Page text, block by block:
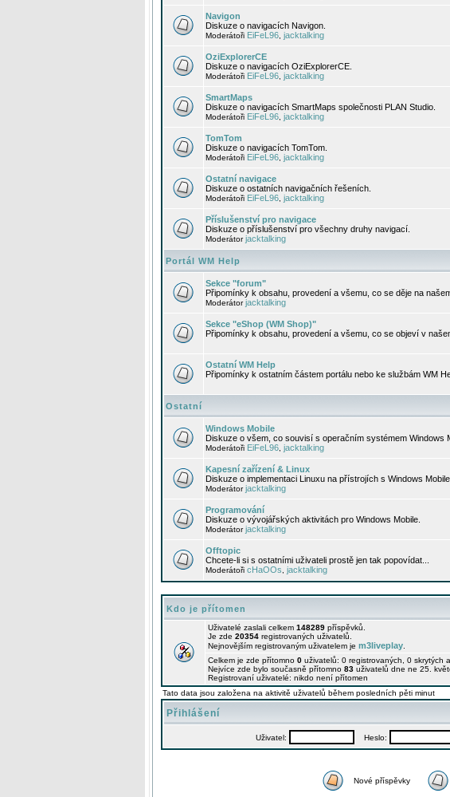
Navigon
Diskuze o navigacích Navigon.
Moderátoři EiFeL96 jacktalking
OziExplorerCE
Diskuze o navigacích OziExplorerCE.
Moderátoři EiFeL96 jacktalking
SmartMaps
Diskuze o navigacích SmartMaps společnosti PLAN Studio.
Moderátoři EiFeL96 jacktalking
TomTom
Diskuze o navigacích TomTom.
Moderátoři EiFeL96 jacktalking
Ostatní navigace
Diskuze o ostatních navigačních řešeních.
Moderátoři EiFeL96 jacktalking
Příslušenství pro navigace
Diskuze o příslušenství pro všechny druhy navigací.
Moderátorjacktalking
Portál WM Help
Sekce "forum"
Připomínky k obsahu, provedení a všemu, co se děje na
Moderátorjacktalking
Sekce "eShop (WM Shop)"
Připomínky k obsahu, provedení a všemu, co se objeví v
Ostatní WM Help
Připomínky k ostatním částem portálu nebo ke službám WM
Ostatní
Windows Mobile
Diskuze o všem, co souvisí s operačním systémem Windows
Moderátoři EiFeL96 jacktalking
Kapesní zařízení & Linux
Diskuze o implementaci Linuxu na přístrojích s Windows Mobile.
Moderátorjacktalking
Programování
Diskuze o vývojářských aktivitách pro Windows Mobile.
Moderátorjacktalking
Offtopic
Chcete-li si s ostatními uživateli prostě jen tak popovídat...
Moderátoři cHaOOs jacktalking
Kdo je přítomen
Uživatelé zaslali celkem 148289 příspěvků.
Je zde 20354 registrovaných uživatelů.
Nejnovějším registrovaným uživatelem je m3liveplay
Celkem je zde přítomno 0 uživatelů: 0 registrovaných, 0
Nejvíce zde bylo současně přítomno 83 uživatelů dne ne 25.
Registrovaní uživatelé: nikdo není přítomen
Tato data jsou založena na aktivitě uživatelů během posledních pěti minut
Přihlášení
Uživatel: Heslo:
Nové příspěvky